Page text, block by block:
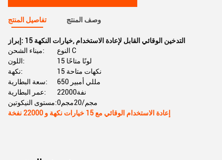
تفاصيل المنتج وصف المنتج
إبراز: 15 خيارات النكهة, التدخين الوقائي القابل لإعادة الاستخدام
ميناء الشحن:
النوع C
اللون:
15 لونًا متاحًا
نكهة:
15 نكهات متاحة
سعة البطارية:
650 مللي أمبير
عمر البطارية:
22000نفة
مستوى النيكوتين:
0مجم/20مجم
إعادة الاستخدام الوقائي مع 15 خيارات نكهة و 22000 نفخة